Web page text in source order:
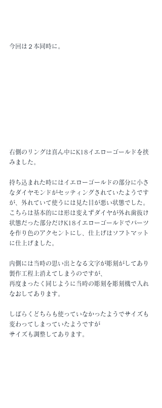
今回は２本同時に。
右側のリングは真ん中にK18イエローゴールドを挟
みました。
持ち込まれた時にはイエローゴールドの部分に小さ
なダイヤモンドがセッティングされていたようです
が、外れていて使うには見た目が悪い状態でした。
こちらは基本的には形は変えずダイヤが外れ歯抜け
状態だった部分だけK18イエローゴールドでパーツ
を作り色のアクセントにし、仕上げはソフトマット
に仕上げました。
内側には当時の思い出となる文字が彫刻がしてあり
製作工程上消えてしまうのですが、
再度まったく同じように当時の彫刻を彫刻機で入れ
なおしてあります。
しばらくどちらも使っていなかったようでサイズも
変わってしまっていたようですが
サイズも調整してあります。